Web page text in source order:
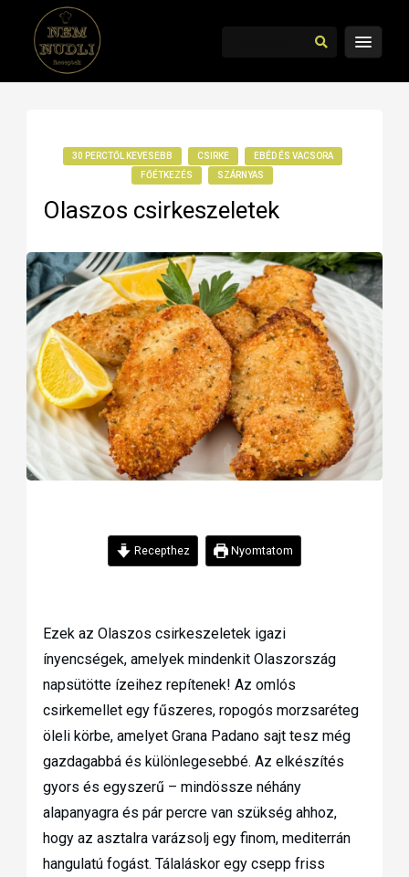
30 PERCTŐL KEVESEBB CSIRKE
EBÉD ÉS VACSORA
FŐÉTKEZÉS
SZÁRNYAS
Olaszos csirkeszeletek
Recepthez Nyomtatom
Ezek az Olaszos csirkeszeletek igazi
ínyencségek, amelyek mindenkit Olaszország
napsütötte ízeihez repítenek! Az omlós
csirkemellet egy fűszeres, ropogós morzsaréteg
öleli körbe, amelyet Grana Padano sajt tesz még
gazdagabbá és különlegesebbé. Az elkészítés
gyors és egyszerű – mindössze néhány
alapanyagra és pár percre van szükség ahhoz,
hogy az asztalra varázsolj egy finom, mediterrán
hangulatú fogást. Tálaláskor egy csepp friss